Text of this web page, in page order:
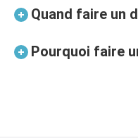
Quand faire un
Pourquoi faire